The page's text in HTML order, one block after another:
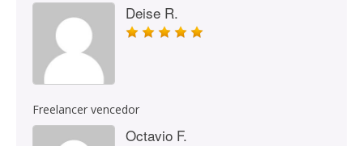
Deise R.
Freelancer vencedor
Octavio F.